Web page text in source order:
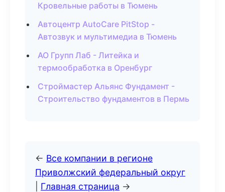
Кровельные работы в Тюмень
Автоцентр AutoCare PitStop -
Автозвук и мультимедиа в Тюмень
АО Групп Лаб - Литейка и
термообработка в Оренбург
Строймастер Альянс Фундамент -
Строительство фундаментов в Пермь
← Все компании в регионе
Приволжский федеральный округ
Главная страница →